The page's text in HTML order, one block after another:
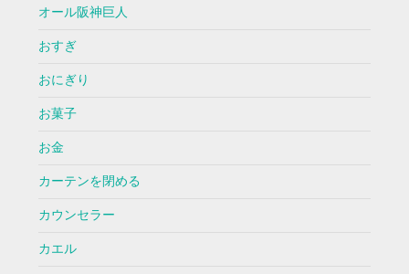
オール阪神巨人
おすぎ
おにぎり
お菓子
お金
カーテンを閉める
カウンセラー
カエル